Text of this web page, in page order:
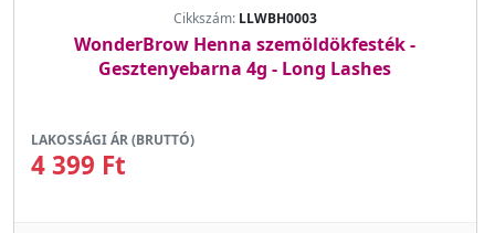
Cikkszám: LLWBH0003
WonderBrow Henna szemöldökfesték -
Gesztenyebarna 4g - Long Lashes
LAKOSSÁGI ÁR (BRUTTÓ)
4 399 Ft